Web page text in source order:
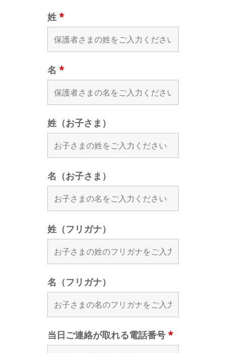
姓 *
名 *
姓（お子さま）
名（お子さま）
姓（フリガナ）
名（フリガナ）
当日ご連絡が取れる電話番号 *